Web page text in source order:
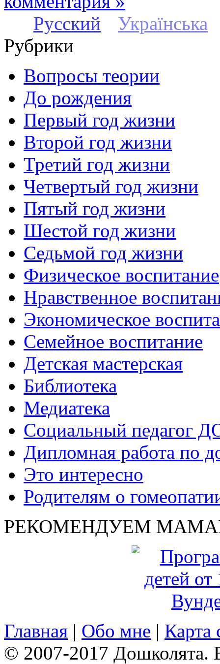
Русский
Українська
Рубрики
Вопросы теории
До рождения
Первый год жизни
Второй год жизни
Третий год жизни
Четвертый год жизни
Пятый год жизни
Шестой год жизни
Седьмой год жизни
Физическое воспитание
Нравственное
Экономическое
Семейное воспитание
Детская мастерская
Библиотека
Медиатека
Социальный педагог
Дипломная работа по
Это интересно
Родителям о
РЕКОМЕНДУЕМ
Главная | Обо мне | Карта
© 2007-2017 Дошколята.